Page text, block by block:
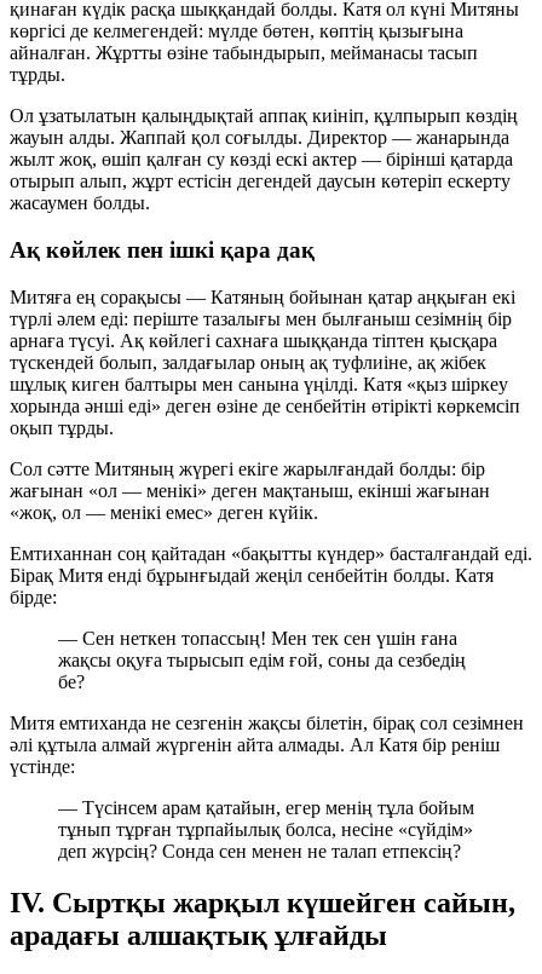
қинаған күдік расқа шыққандай болды. Катя ол күні Митяны
көргісі де келмегендей: мүлде бөтен, көптің қызығына
айналған. Жұртты өзіне табындырып, мейманасы тасып
тұрды.
Ол ұзатылатын қалыңдықтай аппақ киініп, құлпырып көздің
жауын алды. Жаппай қол соғылды. Директор — жанарында
жылт жоқ, өшіп қалған су көзді ескі актер — бірінші қатарда
отырып алып, жұрт естісін дегендей даусын көтеріп ескерту
жасаумен болды.
Ақ көйлек пен ішкі қара дақ
Митяға ең сорақысы — Катяның бойынан қатар аңқыған екі
түрлі әлем еді: періште тазалығы мен былғаныш сезімнің бір
арнаға түсуі. Ақ көйлегі сахнаға шыққанда тіптен қысқара
түскендей болып, залдағылар оның ақ туфлиіне, ақ жібек
шұлық киген балтыры мен санына үңілді. Катя «қыз шіркеу
хорында әнші еді» деген өзіне де сенбейтін өтірікті көркемсіп
оқып тұрды.
Сол сәтте Митяның жүрегі екіге жарылғандай болды: бір
жағынан «ол — менікі» деген мақтаныш, екінші жағынан
«жоқ, ол — менікі емес» деген күйік.
Емтиханнан соң қайтадан «бақытты күндер» басталғандай еді.
Бірақ Митя енді бұрынғыдай жеңіл сенбейтін болды. Катя
бірде:
— Сен неткен топассың! Мен тек сен үшін ғана
жақсы оқуға тырысып едім ғой, соны да сезбедің
бе?
Митя емтиханда не сезгенін жақсы білетін, бірақ сол сезімнен
әлі құтыла алмай жүргенін айта алмады. Ал Катя бір реніш
үстінде:
— Түсінсем арам қатайын, егер менің тұла бойым
тұнып тұрған тұрпайылық болса, несіне «сүйдім»
деп жүрсің? Сонда сен менен не талап етпексің?
IV. Сыртқы жарқыл күшейген сайын,
арадағы алшақтық ұлғайды